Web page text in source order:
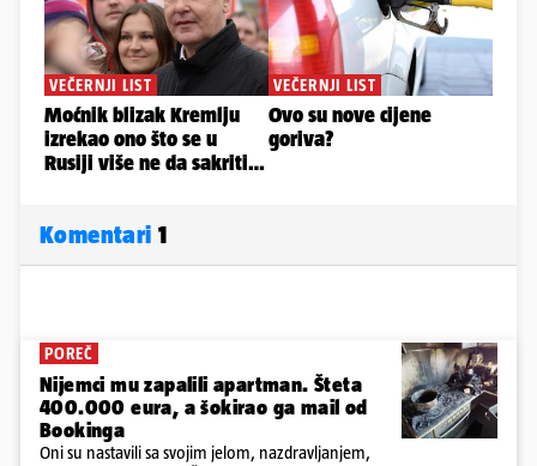
Komentari 1
POREČ
Nijemci mu zapalili apartman. Šteta
400.000 eura, a šokirao ga mail od
Bookinga
Oni su nastavili sa svojim jelom, nazdravljanjem,